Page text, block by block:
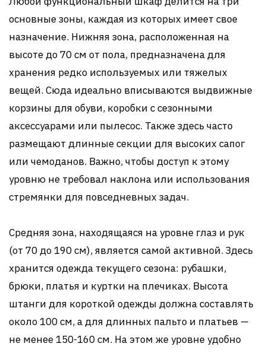
основные зоны, каждая из которых имеет свое
назначение. Нижняя зона, расположенная на
высоте до 70 см от пола, предназначена для
хранения редко используемых или тяжелых
вещей. Сюда идеально вписываются выдвижные
корзины для обуви, коробки с сезонными
аксессуарами или пылесос. Также здесь часто
размещают длинные секции для высоких сапог
или чемоданов. Важно, чтобы доступ к этому
уровню не требовал наклона или использования
стремянки для повседневных задач.
Средняя зона, находящаяся на уровне глаз и рук
(от 70 до 190 см), является самой активной. Здесь
хранится одежда текущего сезона: рубашки,
брюки, платья и куртки на плечиках. Высота
штанги для короткой одежды должна составлять
около 100 см, а для длинных пальто и платьев —
не менее 150-160 см. На этом же уровне удобно